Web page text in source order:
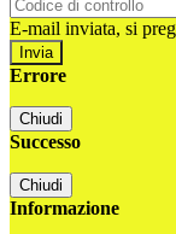
E-mail inviata, si
Errore
Chiudi
Successo
Chiudi
Informazione